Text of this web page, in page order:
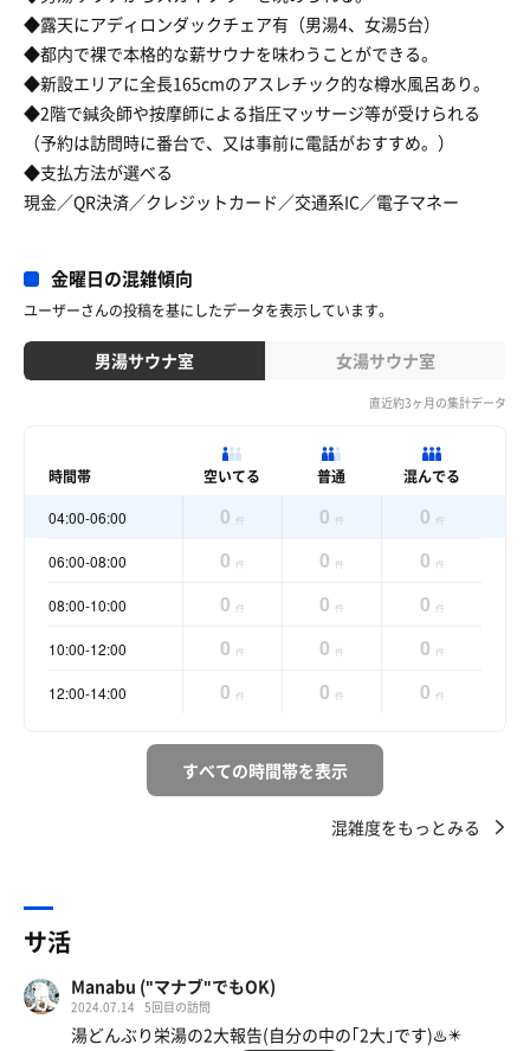
◆露天にアディロンダックチェア有（男湯4、女湯5台）
◆都内で裸で本格的な薪サウナを味わうことができる。
◆新設エリアに全長165cmのアスレチック的な樽水風呂あり。
◆2階で鍼灸師や按摩師による指圧マッサージ等が受けられる
（予約は訪問時に番台で、又は事前に電話がおすすめ。）
◆支払方法が選べる
現金／QR決済／クレジットカード／交通系IC／電子マネー
金曜日の混雑傾向
ユーザーさんの投稿を基にしたデータを表示しています。
男湯サウナ室 女湯サウナ室
直近約3ヶ月の集計データ
時間帯 空いてる 普通 混んでる
04:00-06:00 0 件 0 件 0 件
06:00-08:00 0 件 0 件 0 件
08:00-10:00 0 件 0 件 0 件
10:00-12:00 0 件 0 件 0 件
12:00-14:00 0 件 0 件 0 件
すべての時間帯を表示
混雑度をもっとみる
サ活
Manabu ("マナブ"でもOK)
2024.07.14 5回目の訪問
湯どんぶり栄湯の2大報告(自分の中の｢2大｣です)♨️✴️